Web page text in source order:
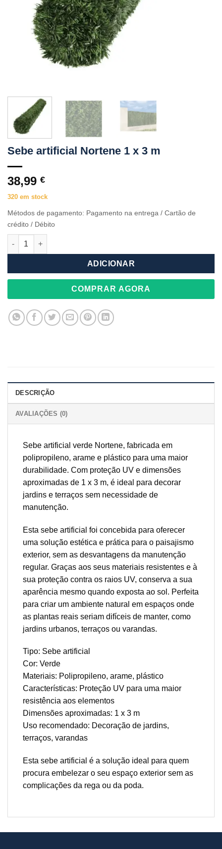
Sebe artificial Nortene 1 x 3 m
38,99 €
320 em stock
Métodos de pagamento: Pagamento na entrega / Cartão de
crédito / Débito
Quantidade de Sebe artificial Nortene 1 x 3 m
ADICIONAR
COMPRAR AGORA
DESCRIÇÃO
AVALIAÇÕES (0)
Sebe artificial verde Nortene, fabricada em
polipropileno, arame e plástico para uma maior
durabilidade. Com proteção UV e dimensões
aproximadas de 1 x 3 m, é ideal para decorar
jardins e terraços sem necessidade de
manutenção.
Esta sebe artificial foi concebida para oferecer
uma solução estética e prática para o paisajismo
exterior, sem as desvantagens da manutenção
regular. Graças aos seus materiais resistentes e à
sua proteção contra os raios UV, conserva a sua
aparência mesmo quando exposta ao sol. Perfeita
para criar um ambiente natural em espaços onde
as plantas reais seriam difíceis de manter, como
jardins urbanos, terraços ou varandas.
Tipo: Sebe artificial
Cor: Verde
Materiais: Polipropileno, arame, plástico
Características: Proteção UV para uma maior
resistência aos elementos
Dimensões aproximadas: 1 x 3 m
Uso recomendado: Decoração de jardins,
terraços, varandas
Esta sebe artificial é a solução ideal para quem
procura embelezar o seu espaço exterior sem as
complicações da rega ou da poda.